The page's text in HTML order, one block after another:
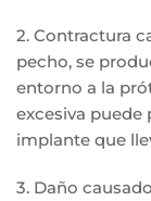
2. Contractura
pecho, se
entorno a la
excesiva
implante que
3. Daño